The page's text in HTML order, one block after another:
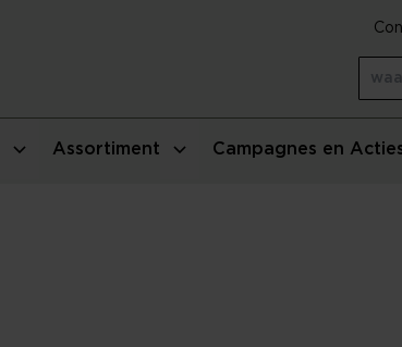
Assortiment Campagnes en